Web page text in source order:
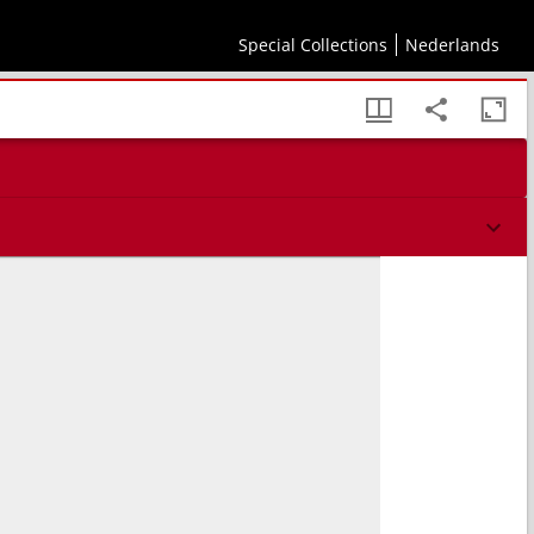
Special Collections Nederlands
regerings-wyze, handel, huishoudelyk weezen, oudheden, enz. als byzonder